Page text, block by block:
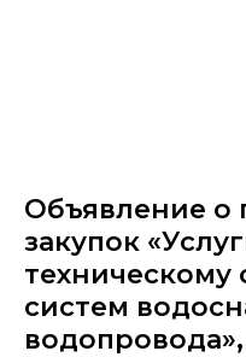
Объявление о
закупок
систем